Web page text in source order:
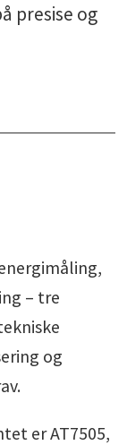
presise og
– tre
og
er AT7505,